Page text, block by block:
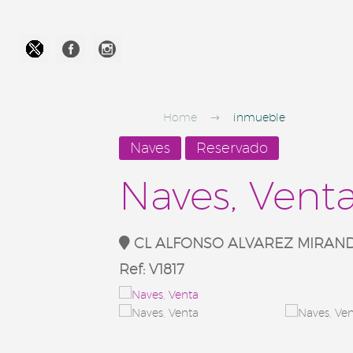

 

Home inmueble
Naves Reservado
Naves,
CL ALFONSO ALVAREZ
Ref:V1817